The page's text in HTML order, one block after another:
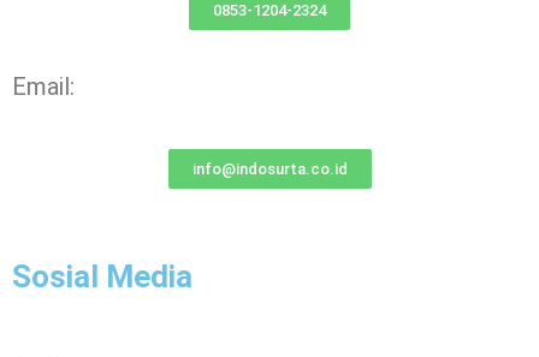
0853-1204-2324
Email:
info@indosurta.co.id
Sosial Media